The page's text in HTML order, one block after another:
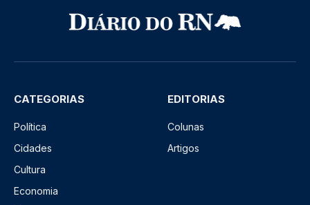
CATEGORIAS
Política
Cidades
Cultura
Economia
EDITORIAS
Colunas
Artigos